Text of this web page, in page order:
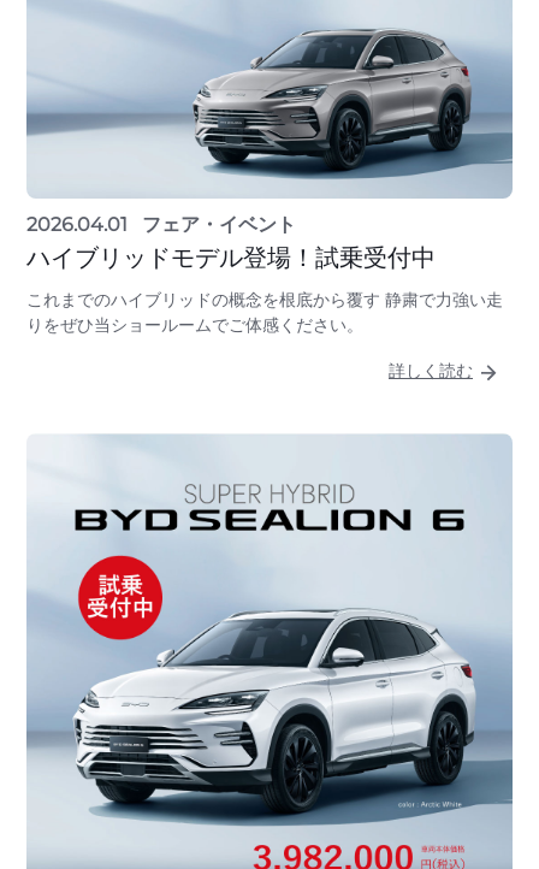
2026.04.01 フェア・イベント
ハイブリッドモデル登場！試乗受付中
これまでのハイブリッドの概念を根底から覆す 静粛で力強い走
りをぜひ当ショールームでご体感ください。
詳しく読む